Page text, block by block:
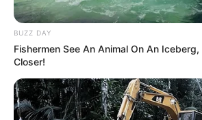
BUZZ DAY
Fishermen See An Animal On An
Closer!